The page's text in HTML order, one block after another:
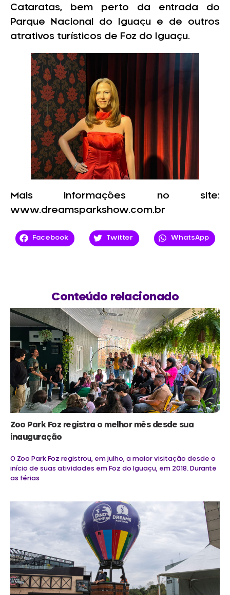
Cataratas, bem perto da entrada do
Parque Nacional do Iguaçu e de outros
atrativos turísticos de Foz do Iguaçu.
Mais informações no site:
www.dreamsparkshow.com.br
Facebook Twitter WhatsApp
Conteúdo relacionado
Zoo Park Foz registra o melhor mês desde sua
inauguração
O Zoo Park Foz registrou, em julho, a maior visitação desde o
início de suas atividades em Foz do Iguaçu, em 2018. Durante
as férias